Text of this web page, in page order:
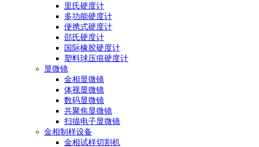
里氏硬度计
多功能硬度计
便携式硬度计
邵氏硬度计
国际橡胶硬度计
塑料球压痕硬度计
显微镜
金相显微镜
体视显微镜
数码显微镜
共聚焦显微镜
扫描电子显微镜
金相制样设备
金相试样切割机